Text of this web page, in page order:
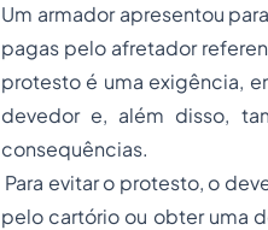
Um armador apresentou
pagas pelo afretador
protesto é uma exigência,
devedor e, além disso,
consequências.
Para evitar o protesto, o
pelo cartório ou obter uma